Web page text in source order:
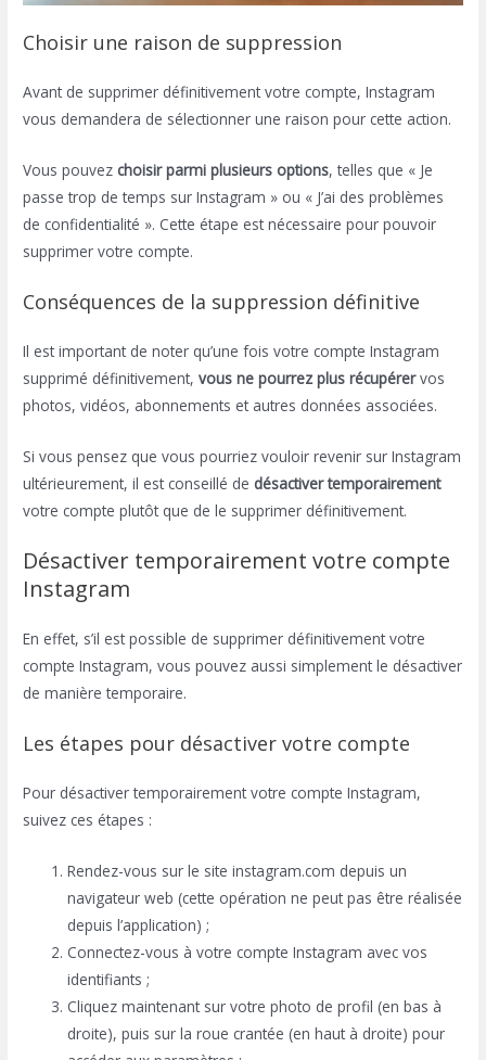
Choisir une raison de suppression
Avant de supprimer définitivement votre compte, Instagram
vous demandera de sélectionner une raison pour cette action.
Vous pouvez choisir parmi plusieurs options, telles que « Je
passe trop de temps sur Instagram » ou « J’ai des problèmes
de confidentialité ». Cette étape est nécessaire pour pouvoir
supprimer votre compte.
Conséquences de la suppression définitive
Il est important de noter qu’une fois votre compte Instagram
supprimé définitivement,vous ne pourrez plus récupérervos
photos, vidéos, abonnements et autres données associées.
Si vous pensez que vous pourriez vouloir revenir sur Instagram
ultérieurement, il est conseillé de désactiver temporairement
votre compte plutôt que de le supprimer définitivement.
Désactiver temporairement votre compte
Instagram
En effet, s’il est possible de supprimer définitivement votre
compte Instagram, vous pouvez aussi simplement le désactiver
de manière temporaire.
Les étapes pour désactiver votre compte
Pour désactiver temporairement votre compte Instagram,
suivez ces étapes :
Rendez-vous sur le site instagram.com depuis un
navigateur web (cette opération ne peut pas être réalisée
depuis l’application) ;
Connectez-vous à votre compte Instagram avec vos
identifiants ;
Cliquez maintenant sur votre photo de profil (en bas à
droite), puis sur la roue crantée (en haut à droite) pour